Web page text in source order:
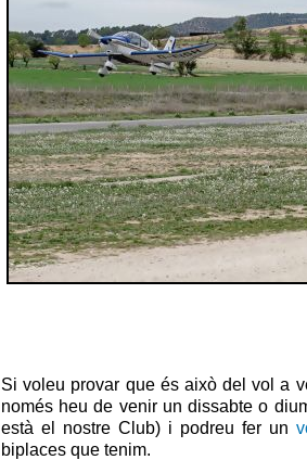
Si voleu provar que és això del vol a
només heu de venir un dissabte o
està el nostre Club) i podreu fer un
biplaces que tenim.